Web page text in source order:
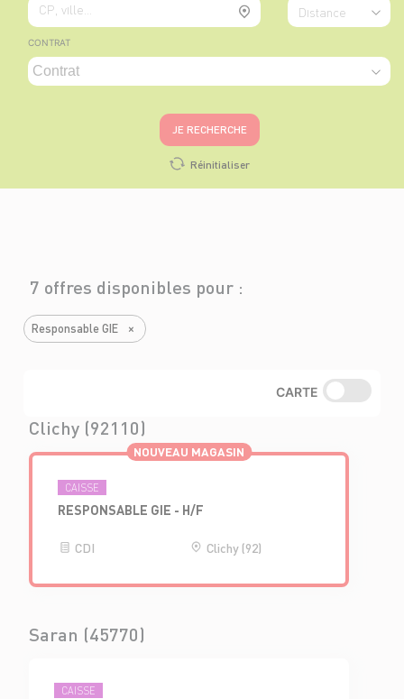
CP, ville... Distance
CONTRAT
JE RECHERCHE
Réinitialiser
7 offres disponibles pour :
Responsable GIE ×
CARTE
Clichy (92110)
NOUVEAU MAGASIN
CAISSE
RESPONSABLE GIE - H/F
CDI Clichy (92)
Saran (45770)
CAISSE